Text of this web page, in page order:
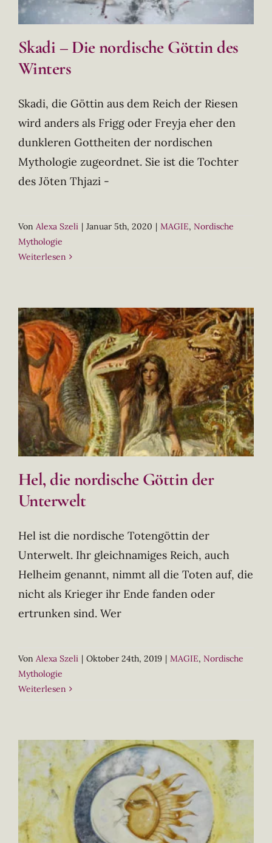
Skadi – Die nordische Göttin des
Winters
Skadi, die Göttin aus dem Reich der Riesen
wird anders als Frigg oder Freyja eher den
dunkleren Gottheiten der nordischen
Mythologie zugeordnet. Sie ist die Tochter
des Jöten Thjazi -
Von Alexa Szeli | Januar 5th, 2020 | MAGIE, Nordische
Mythologie
Weiterlesen
Hel, die nordische Göttin der
Unterwelt
Hel ist die nordische Totengöttin der
Unterwelt. Ihr gleichnamiges Reich, auch
Helheim genannt, nimmt all die Toten auf, die
nicht als Krieger ihr Ende fanden oder
ertrunken sind. Wer
Von Alexa Szeli | Oktober 24th, 2019 | MAGIE, Nordische
Mythologie
Weiterlesen